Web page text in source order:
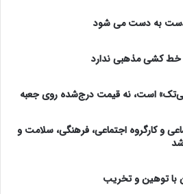
میگفتند و از احترام و عزت
مبصر کلاس وغیره . ولی بعداز
درس زندگی ، آن بچه‌ها یی
بوده اند خوب رشد کرده موفق
از نظر رفاه و آسایش زندگی ماندند!
دست به دست می شود
خط کشی مذهبی ندارد
است، نه قیمت درج‌شده روی جعبه
و کارگروه اجتماعی، فرهنگی، سلامت و
شد
با توهین و تخریب